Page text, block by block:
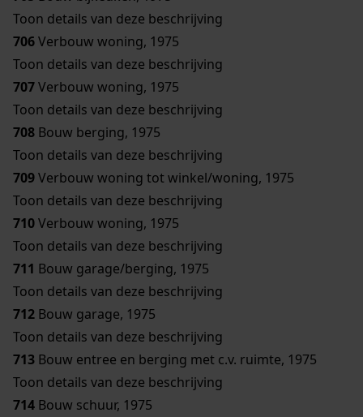
Toon details van deze beschrijving
706Verbouw woning, 1975
Toon details van deze beschrijving
707Verbouw woning, 1975
Toon details van deze beschrijving
708 Bouw berging, 1975
Toon details van deze beschrijving
709Verbouw woning tot winkel/woning, 1975
Toon details van deze beschrijving
710Verbouw woning, 1975
Toon details van deze beschrijving
711 Bouw garage/berging, 1975
Toon details van deze beschrijving
712 Bouw garage, 1975
Toon details van deze beschrijving
713 Bouw entree en berging met c.v. ruimte, 1975
Toon details van deze beschrijving
714 Bouw schuur, 1975